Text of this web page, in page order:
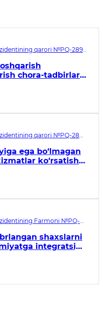
qarori №PQ-289.
chora-tadbirlari
qarori №PQ-288.
ega bo‘lmagan
ko‘rsatish
Farmoni №PQ-
shaxslarni
integratsiya